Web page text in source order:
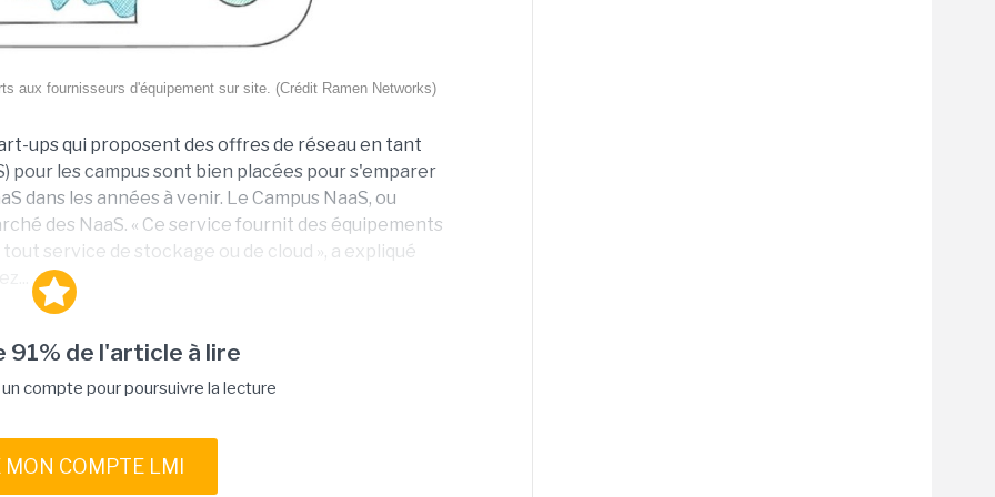
aux fournisseurs d'équipement sur site. (Crédit Ramen Networks)
ups qui proposent des offres de réseau en tant
pour les campus sont bien placées pour s'emparer
dans les années à venir. Le Campus NaaS, ou
des NaaS. « Ce service fournit des équipements
service de stockage ou de cloud », a expliqué
91% de l'article à lire
compte pour poursuivre la lecture
MON COMPTE LMI